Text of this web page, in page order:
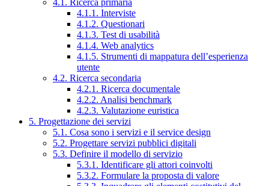
4.1. Ricerca primaria
4.1.1. Interviste
4.1.2. Questionari
4.1.3. Test di usabilità
4.1.4. Web analytics
4.1.5. Strumenti di mappatura dell’esperienza
utente
4.2. Ricerca secondaria
4.2.1. Ricerca documentale
4.2.2. Analisi benchmark
4.2.3. Valutazione euristica
5. Progettazione dei servizi
5.1. Cosa sono i servizi e il service design
5.2. Progettare servizi pubblici digitali
5.3. Definire il modello di servizio
5.3.1. Identificare gli attori coinvolti
5.3.2. Formulare la proposta di valore